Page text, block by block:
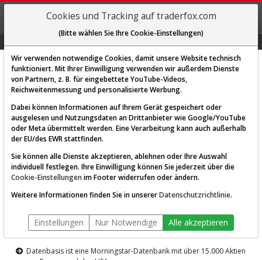
REGIS-
TRIEREN
Diese Funktion ist nur für
AKTIEN-TERMINAL
Die Aktienanalyse-Plattform von
TraderFox
Datenbasis ist eine Morningstar-Datenbank mit über 15.000 Aktien
Cookies und Tracking auf traderfox.com
(Bitte wählen Sie Ihre Cookie-Einstellungen)
Wir verwenden notwendige Cookies, damit unsere Website technisch
funktioniert. Mit Ihrer Einwilligung verwenden wir außerdem Dienste
von Partnern, z. B. für eingebettete YouTube-Videos,
Reichweitenmessung und personalisierte Werbung.
Dabei können Informationen auf Ihrem Gerät gespeichert oder
ausgelesen und Nutzungsdaten an Drittanbieter wie Google/YouTube
oder Meta übermittelt werden. Eine Verarbeitung kann auch außerhalb
der EU/des EWR stattfinden.
Sie können alle Dienste akzeptieren, ablehnen oder Ihre Auswahl
individuell festlegen. Ihre Einwilligung können Sie jederzeit über die
Cookie-Einstellungen im Footer widerrufen oder ändern.
Weitere Informationen finden Sie in unsererDatenschutzrichtlinie.
Einstellungen Nur Notwendige Alle akzeptieren